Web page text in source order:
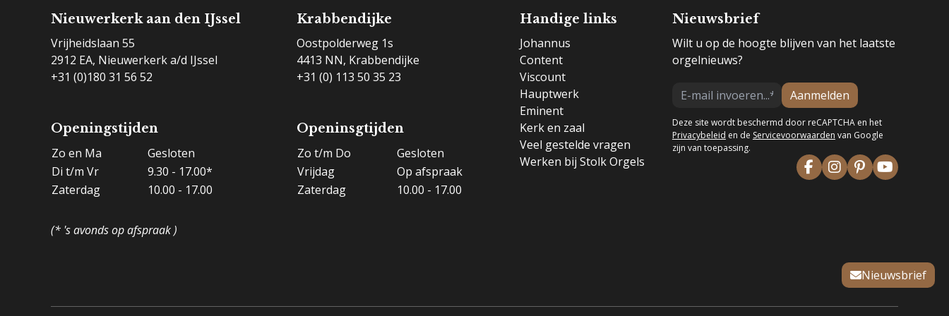
Nieuwerkerk aan den IJssel
Vrijheidslaan 55
2912 EA, Nieuwerkerk a/d IJssel
+31 (0)180 31 56 52
Openingstijden
Zo en Ma
Gesloten
Di t/m Vr
9.30 - 17.00*
Zaterdag
10.00 - 17.00
(* 's avonds op afspraak )
Krabbendijke
Oostpolderweg 1s
4413 NN, Krabbendijke
+31 (0) 113 50 35 23
Openinsgtijden
Zo t/m Do
Gesloten
Vrijdag
Op afspraak
Zaterdag
10.00 - 17.00
Handige links
Johannus
Content
Viscount
Hauptwerk
Eminent
Kerk en zaal
Veel gestelde vragen
Werken bij Stolk Orgels
Nieuwsbrief
Wilt u op de hoogte blijven van het laatste
orgelnieuws?
Aanmelden
Deze site wordt beschermd door reCAPTCHA en het
Privacybeleid en de Servicevoorwaarden van Google
zijn van toepassing.
Nieuwsbrief